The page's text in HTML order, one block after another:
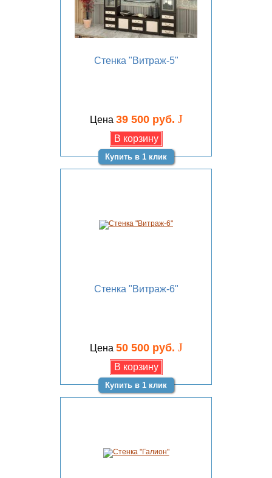
Стенка "Витраж-5"
Цена 39 500 руб. J
Купить в 1 клик
Стенка "Витраж-6"
Цена 50 500 руб. J
Купить в 1 клик